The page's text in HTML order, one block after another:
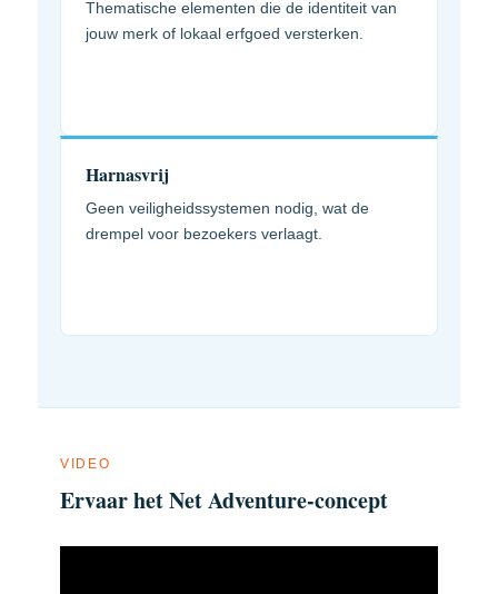
Thematische elementen die de identiteit van
jouw merk of lokaal erfgoed versterken.
Harnasvrij
Geen veiligheidssystemen nodig, wat de
drempel voor bezoekers verlaagt.
VIDEO
Ervaar het Net Adventure-concept